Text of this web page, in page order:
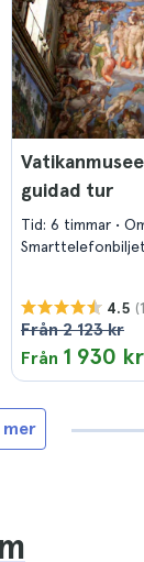
guidad tur
Tid: 6 timmar
4.5
Från 2 123 kr
Från 1 930 kr
mer